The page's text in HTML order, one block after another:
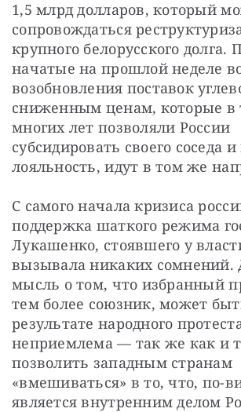
1,5 млрд долларов, который
сопровождаться
крупного белорусского долга.
начатые на прошлой неделе
возобновления поставок
сниженным ценам, которые в
многих лет позволяли России
субсидировать своего соседа
лояльность, идут в том же
С самого начала кризиса
поддержка шаткого режима
Лукашенко, стоявшего у
вызывала никаких сомнений.
мысль о том, что избранный
тем более союзник, может
результате народного
неприемлема — так же как и
позволить западным странам
«вмешиваться» в то, что, по-
является внутренним делом